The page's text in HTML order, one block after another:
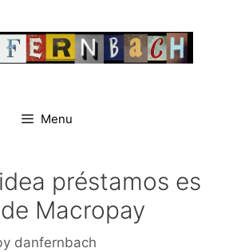
Menu
préstamos es
Macropay
danfernbach